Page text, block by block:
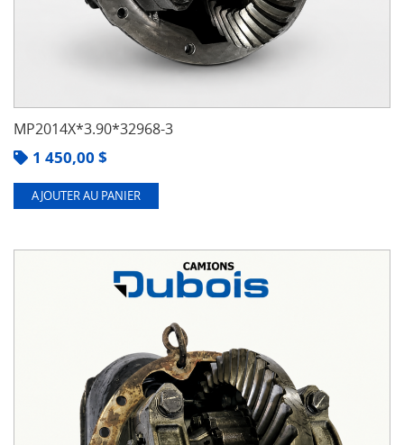
MP2014X*3.90*32968-3
1 450,00 $
AJOUTER AU PANIER